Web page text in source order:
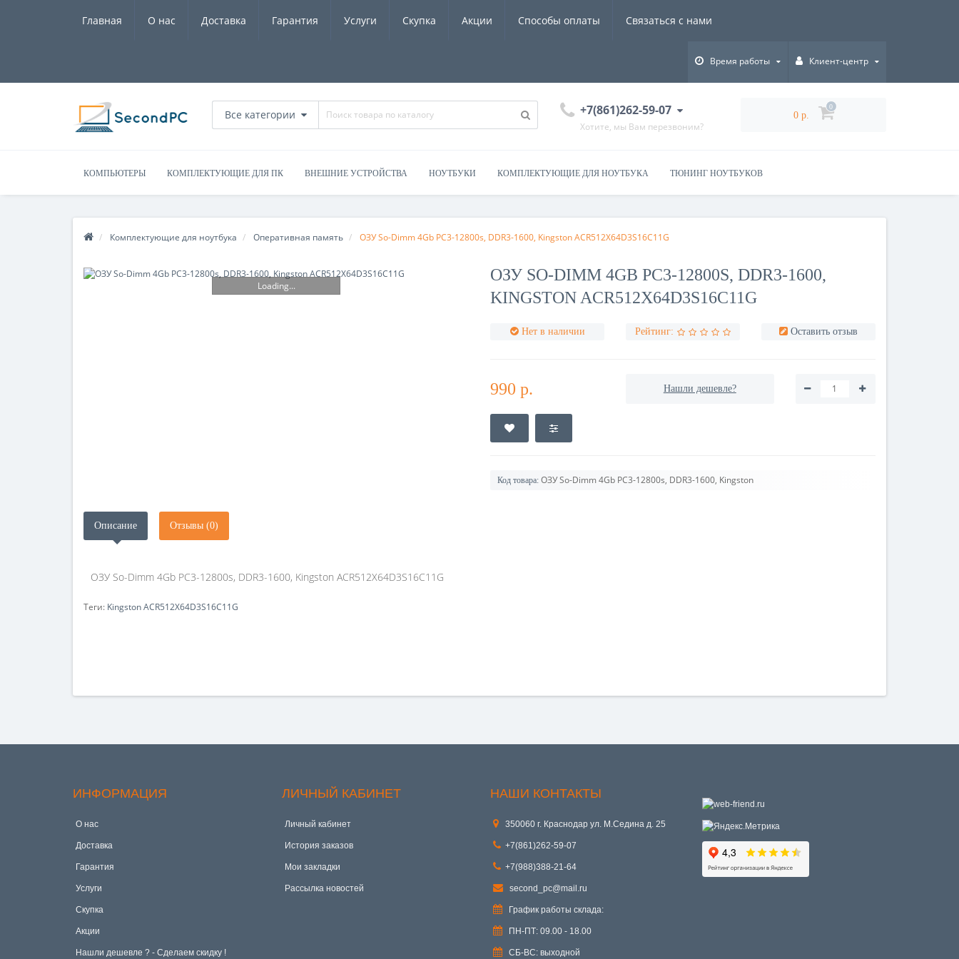
Главная О нас Доставка Гарантия Услуги Скупка Акции Способы оплаты Связаться с нами
Время работы Клиент-центр
Все категории +7(861)262-59-07
Хотите, мы Вам перезвоним?
0 р.
0
КОМПЬЮТЕРЫ КОМПЛЕКТУЮЩИЕ ДЛЯ ПК ВНЕШНИЕ УСТРОЙСТВА НОУТБУКИ КОМПЛЕКТУЮЩИЕ ДЛЯ НОУТБУКА ТЮНИНГ НОУТБУКОВ
Комплектующие для ноутбука Оперативная память ОЗУ So-Dimm 4Gb PC3-12800s, DDR3-1600, Kingston ACR512X64D3S16C11G
Loading...
ОЗУ SO-DIMM 4GB PC3-12800S, DDR3-1600,
KINGSTON ACR512X64D3S16C11G
Нет в наличии Рейтинг: Оставить отзыв
990 р. Нашли дешевле?
Код товара: ОЗУ So-Dimm 4Gb PC3-12800s, DDR3-1600, Kingston
Описание Отзывы (0)
ОЗУ So-Dimm 4Gb PC3-12800s, DDR3-1600, Kingston ACR512X64D3S16C11G
Теги: Kingston ACR512X64D3S16C11G
ИНФОРМАЦИЯ
О нас
Доставка
Гарантия
Услуги
Скупка
Акции
Hашли дешевле ? - Сделаем скидку !
ЛИЧНЫЙ КАБИНЕТ
Личный кабинет
История заказов
Мои закладки
Рассылка новостей
НАШИ КОНТАКТЫ
350060 г. Краснодар ул. М.Седина д. 25
+7(861)262-59-07
+7(988)388-21-64
second_pc@mail.ru
График работы склада:
ПН-ПТ: 09.00 - 18.00
СБ-ВС: выходной